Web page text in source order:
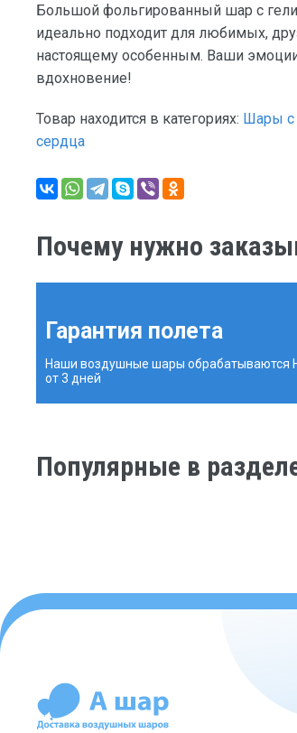
Большой фольгированный шар с
идеально подходит для любимых,
настоящему особенным. Ваши
вдохновение!
Товар находится в категориях: Шары с
сердца
Почему нужно
Гарантия полета
Наши воздушные шары обрабатываются
от 3 дней
Популярные в